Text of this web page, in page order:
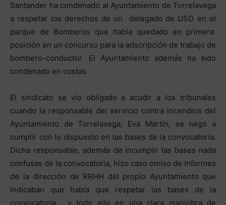
Santander ha condenado al Ayuntamiento de Torrelavega
a respetar los derechos de un delegado de USO en el
parque de Bomberos que había quedado en primera
posición en un concurso para la adscripción de trabajo de
bombero-conductor. El Ayuntamiento además ha sido
condenado en costas
El sindicato se vio obligado a acudir a los tribunales
cuando la responsable del servicio contra incendios del
Ayuntamiento de Torrelavega, Eva Martín, se negó a
cumplir con lo dispuesto en las bases de la convocatoria.
Dicha responsable, además de incumplir las bases nada
confusas de la convocatoria, hizo caso omiso de informes
de la dirección de RRHH del propio Ayuntamiento que
indicaban que había que respetar las bases de la
convocatoria, y todo ello en una clara maniobra de